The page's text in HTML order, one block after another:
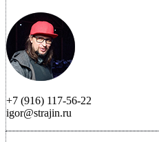
+7 (916) 117-56-22
igor@strajin.ru